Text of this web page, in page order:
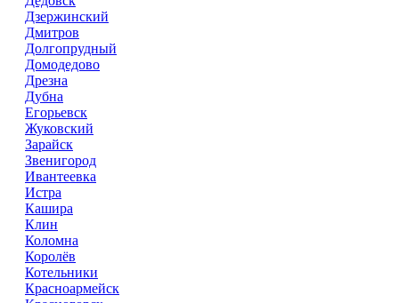
Дзержинский
Дмитров
Долгопрудный
Домодедово
Дрезна
Дубна
Егорьевск
Жуковский
Зарайск
Звенигород
Ивантеевка
Истра
Кашира
Клин
Коломна
Королёв
Котельники
Красноармейск